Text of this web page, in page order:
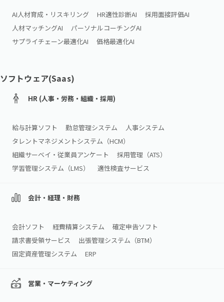
AI人材育成・リスキリング HR適性診断AI
採用面接評価AI
人材マッチングAI
パーソナルコーチングAI
サプライチェーン最適化AI
価格最適化AI
ソフトウェア(Saas)
HR (人事・労務・組織・採用)
給与計算ソフト 勤怠管理システム
人事システム
タレントマネジメントシステム（HCM）
組織サーベイ・従業員アンケート
採用管理（ATS）
学習管理システム（LMS）
適性検査サービス
会計・経理・財務
会計ソフト 経費精算システム
確定申告ソフト
請求書受領サービス
出張管理システム（BTM）
固定資産管理システム
ERP
営業・マーケティング